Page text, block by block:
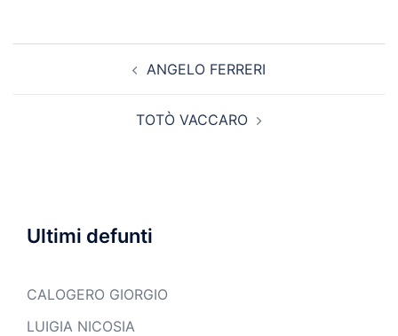
ANGELO FERRERI
TOTÒ VACCARO
Ultimi defunti
CALOGERO GIORGIO
LUIGIA NICOSIA